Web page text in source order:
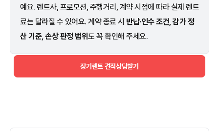
예요. 렌트사, 프로모션, 주행거리, 계약 시점에 따라 실제 렌트
료는 달라질 수 있어요. 계약 종료 시 반납·인수 조건, 감가 정
산 기준, 손상 판정 범위도 꼭 확인해 주세요.
장기렌트 견적상담받기